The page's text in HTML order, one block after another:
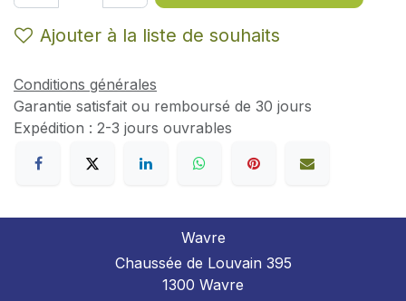
Ajouter à la liste de souhaits
Conditions générales
Garantie satisfait ou remboursé de 30 jours
Expédition : 2-3 jours ouvrables
Wavre
Chaussée de Louvain 395
1300 Wavre